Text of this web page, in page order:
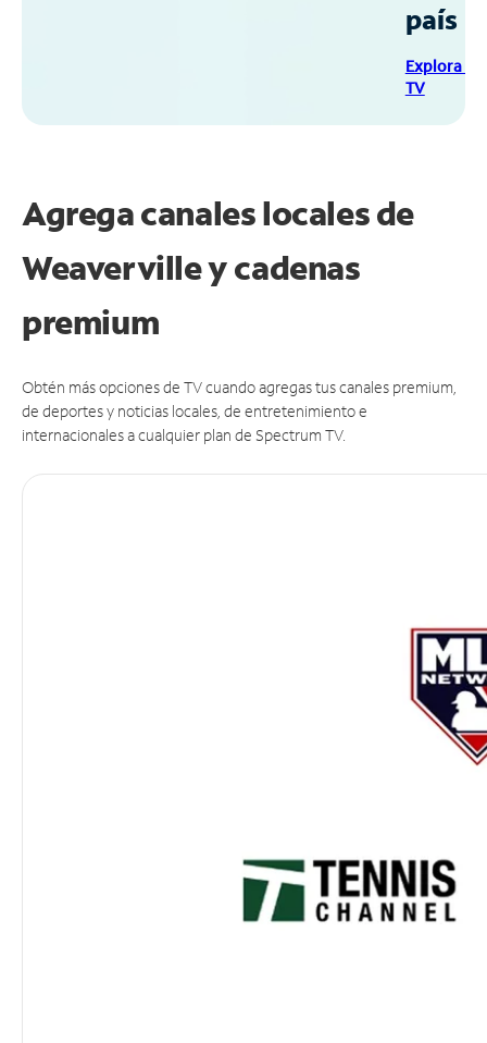
país
Explora
TV
Agrega canales locales de
Weaverville y cadenas
premium
Obtén más opciones de TV cuando agregas tus canales premium,
de deportes y noticias locales, de entretenimiento e
internacionales a cualquier plan de Spectrum TV.